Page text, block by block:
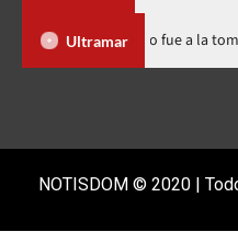
UltramarLuis Abinader no
NOTISDOM © 2020 |